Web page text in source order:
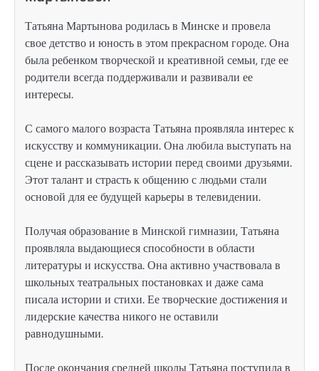
Татьяна Мартынова родилась в Минске и провела
свое детство и юность в этом прекрасном городе. Она
была ребенком творческой и креативной семьи, где ее
родители всегда поддерживали и развивали ее
интересы.
С самого малого возраста Татьяна проявляла интерес к
искусству и коммуникации. Она любила выступать на
сцене и рассказывать истории перед своими друзьями.
Этот талант и страсть к общению с людьми стали
основой для ее будущей карьеры в телевидении.
Получая образование в Минской гимназии, Татьяна
проявляла выдающиеся способности в области
литературы и искусства. Она активно участвовала в
школьных театральных постановках и даже сама
писала истории и стихи. Ее творческие достижения и
лидерские качества никого не оставили
равнодушными.
После окончания средней школы Татьяна поступила в